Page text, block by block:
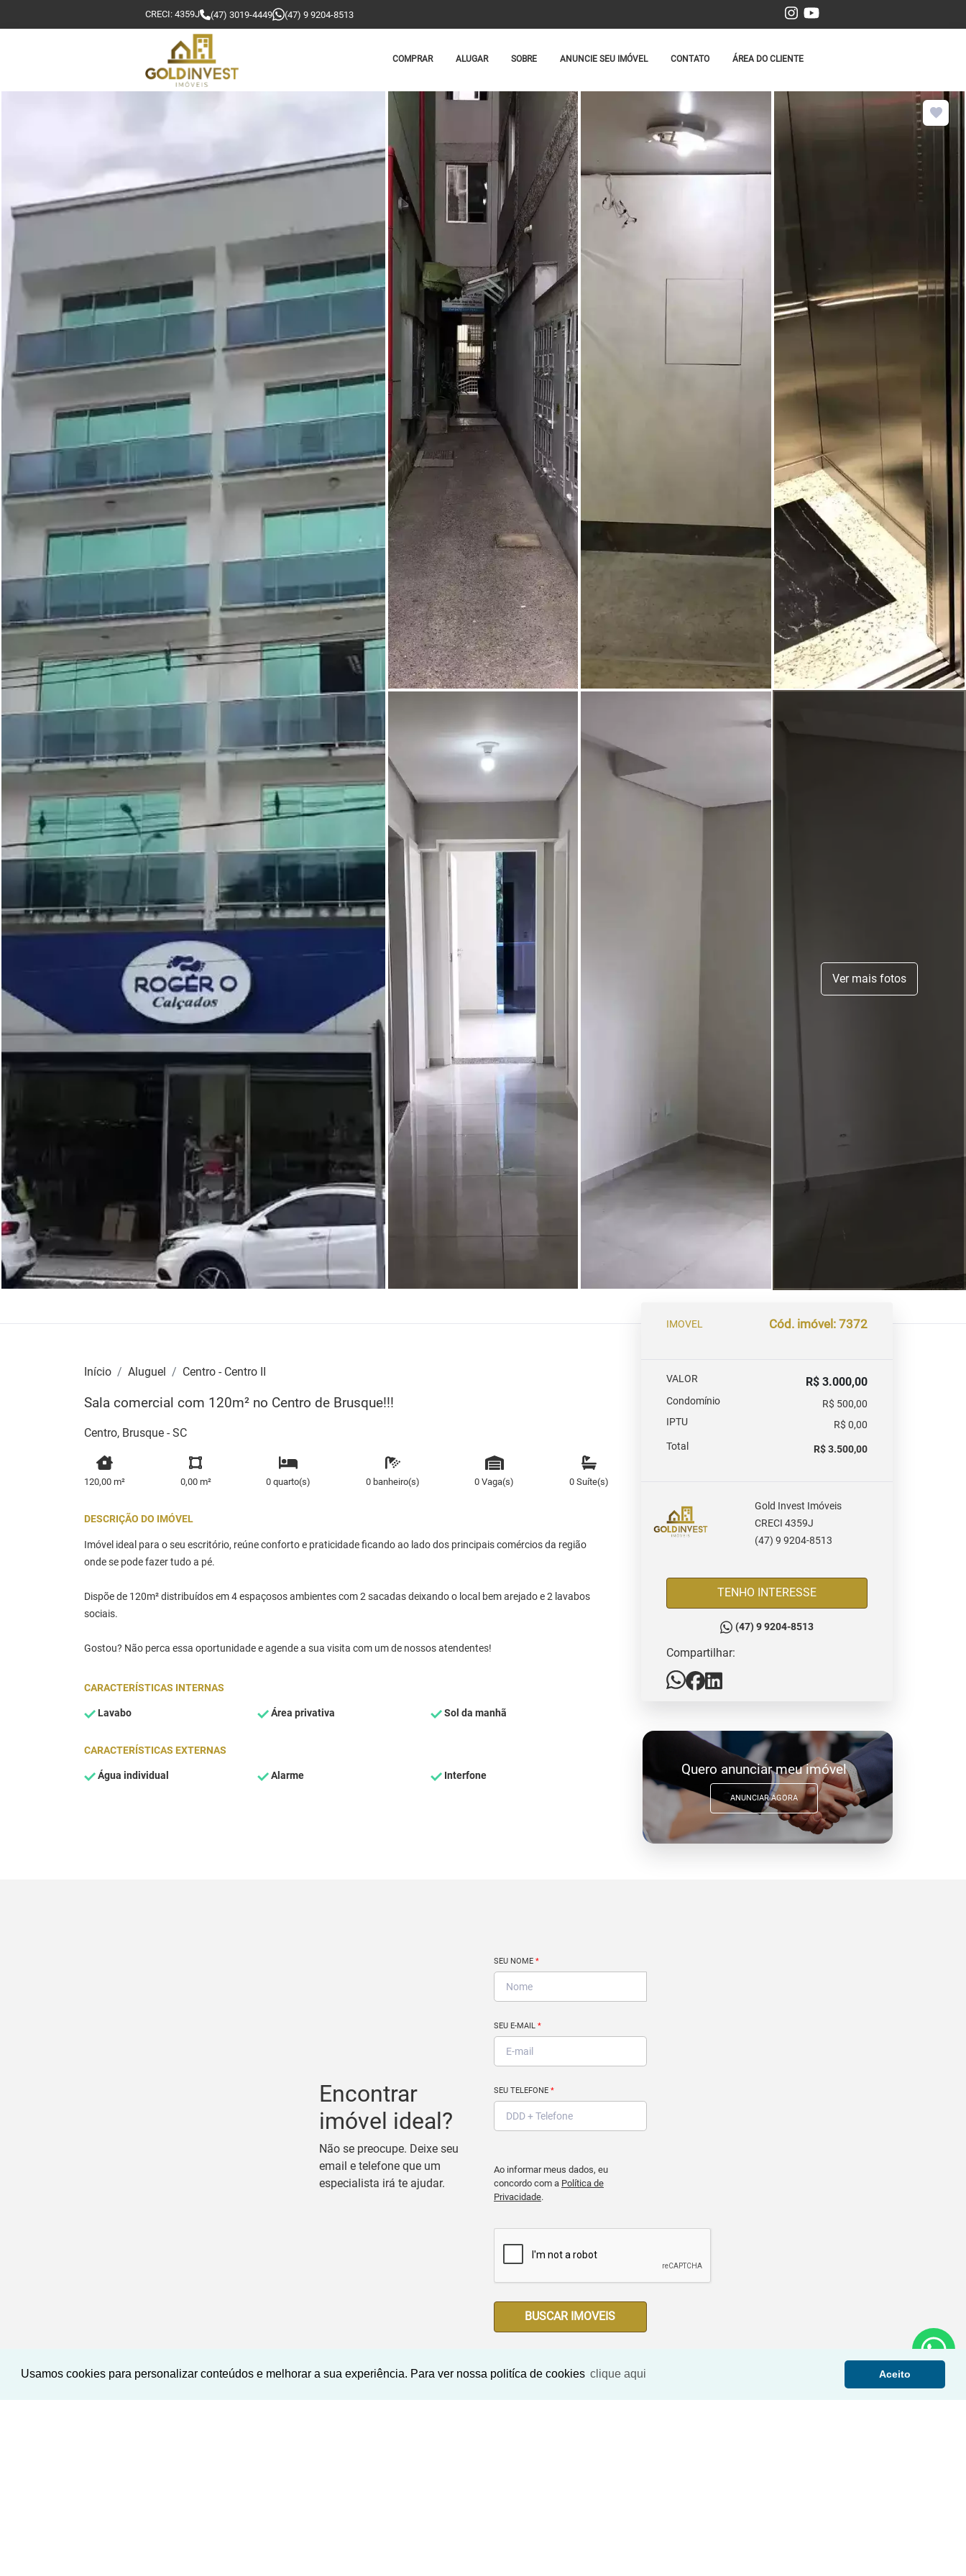
Usamos cookies para personalizar conteúdos e melhorar a sua experiência. Para ver nossa politíca de cookies clique aqui Aceito
CRECI: 4359J (47) 3019-4449 (47) 9 9204-8513
COMPRAR ALUGAR SOBRE ANUNCIE SEU IMÓVEL CONTATO ÁREA DO CLIENTE
Ver mais fotos
Início Aluguel Centro - Centro II
Sala comercial com 120m² no Centro de Brusque!!!
Centro, Brusque - SC
120,00 m² 0,00 m² 0 quarto(s) 0 banheiro(s) 0 Vaga(s) 0 Suíte(s)
DESCRIÇÃO DO IMÓVEL
Imóvel ideal para o seu escritório, reúne conforto e praticidade ficando ao lado dos principais comércios da região
onde se pode fazer tudo a pé.
Dispõe de 120m² distribuídos em 4 espaçosos ambientes com 2 sacadas deixando o local bem arejado e 2 lavabos
sociais.
Gostou? Não perca essa oportunidade e agende a sua visita com um de nossos atendentes!
CARACTERÍSTICAS INTERNAS
Lavabo Área privativa Sol da manhã
CARACTERÍSTICAS EXTERNAS
Água individual Alarme Interfone
IMOVEL Cód. imóvel: 7372
VALOR R$ 3.000,00
Condomínio
R$ 500,00
IPTU
R$ 0,00
Total
R$ 3.500,00
Gold Invest Imóveis
CRECI 4359J
(47) 9 9204-8513
TENHO INTERESSE
(47) 9 9204-8513
Compartilhar:
Quero anunciar meu imóvel
ANUNCIAR AGORA
Encontrar
imóvel ideal?
Não se preocupe. Deixe seu
email e telefone que um
especialista irá te ajudar.
SEU NOME *
SEU E-MAIL *
SEU TELEFONE *
Ao informar meus dados, eu
concordo com a Política de
Privacidade.
BUSCAR IMOVEIS